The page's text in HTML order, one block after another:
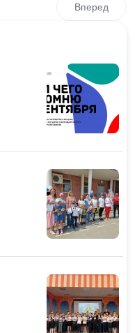
Вперед